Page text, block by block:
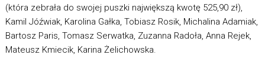
(która zebrała do swojej puszki największą kwotę 525,90 zł),
Kamil Jóźwiak, Karolina Gałka, Tobiasz Rosik, Michalina Adamiak,
Bartosz Paris, Tomasz Serwatka, Zuzanna Radoła, Anna Rejek,
Mateusz Kmiecik, Karina Żelichowska.